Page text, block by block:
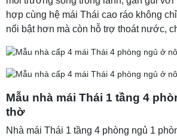
hợp cùng hệ mái Thái cao ráo không
nổi bật hơn mà còn hỗ trợ thoát nước,
Mẫu nhà mái Thái 1 tầng 4
thờ
Nhà mái Thái 1 tầng 4 phòng ngủ 1